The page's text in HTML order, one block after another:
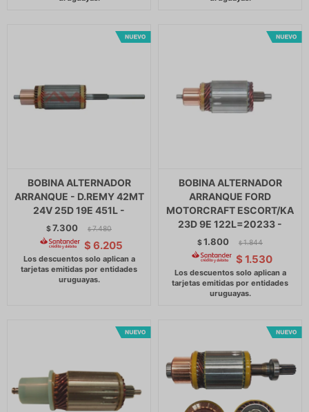
BOBINA ALTERNADOR
ARRANQUE - D.REMY 42MT
24V 25D 19E 451L -
$7.300 $ 7.480
$ 6.205
BOBINA ALTERNADOR
ARRANQUE FORD
MOTORCRAFT ESCORT/KA
23D 9E 122L=20233 -
$1.800 $ 1.844
$ 1.530